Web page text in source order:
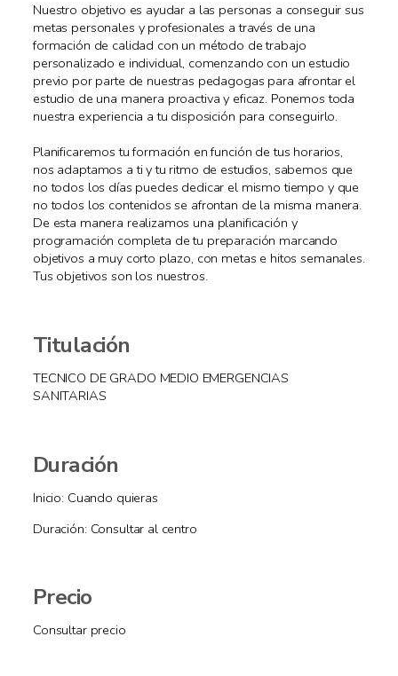
Nuestro objetivo es ayudar a las personas a conseguir sus
metas personales y profesionales a través de una
formación de calidad con un método de trabajo
personalizado e individual, comenzando con un estudio
previo por parte de nuestras pedagogas para afrontar el
estudio de una manera proactiva y eficaz. Ponemos toda
nuestra experiencia a tu disposición para conseguirlo.
Planificaremos tu formación en función de tus horarios,
nos adaptamos a ti y tu ritmo de estudios, sabemos que
no todos los días puedes dedicar el mismo tiempo y que
no todos los contenidos se afrontan de la misma manera.
De esta manera realizamos una planificación y
programación completa de tu preparación marcando
objetivos a muy corto plazo, con metas e hitos semanales.
Tus objetivos son los nuestros.
Titulación
TECNICO DE GRADO MEDIO EMERGENCIAS
SANITARIAS
Duración
Inicio: Cuando quieras
Duración: Consultar al centro
Precio
Consultar precio